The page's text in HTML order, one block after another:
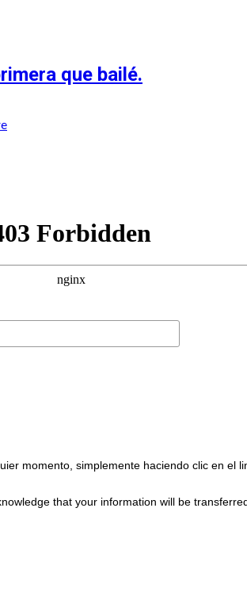
que bailé.
momento, simplemente haciendo clic en el
that your information will be